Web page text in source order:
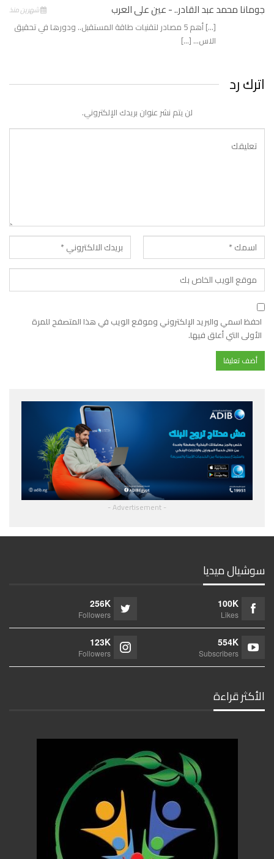
جومانا محمد عبد القادر.. - عين على العرب شهرين منذ
[…] أهم 5 مصادر لتقنيات طاقة المستقبل.. ودورها في تحقيق
الاس… […]
اترك رد
لن يتم نشر عنوان بريدك الإلكتروني.
احفظ اسمي والبريد الإلكتروني وموقع الويب في هذا المتصفح للمرة
الأولى التي أعلق فيها.
- Advertisement -
سوشيال ميديا
100K
Likes
256K
Followers
554K
Subscribers
123K
Followers
الأكثر قراءة